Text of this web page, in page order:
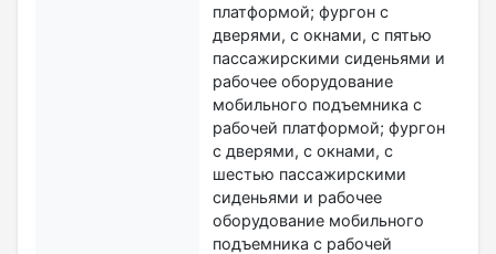
платформой; фургон с
дверями, с окнами, с пятью
пассажирскими сиденьями и
рабочее оборудование
мобильного подъемника с
рабочей платформой; фургон
с дверями, с окнами, с
шестью пассажирскими
сиденьями и рабочее
оборудование мобильного
подъемника с рабочей